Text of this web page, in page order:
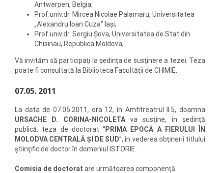
Antwerpen, Belgia;
Prof.univ.dr. Mircea Nicolae Palamaru, Universitatea
„Alexandru Ioan Cuza” Iaşi;
Prof.univ.dr. Sergiu Şova, Universitatea de Stat din
Chisinau, Republica Moldova;
Vă invităm să participaţi la şedinţa de susţinere a tezei. Teza
poate fi consultată la Biblioteca Facultăţii de CHIMIE.
07.05. 2011
La data de 07.05.2011, ora 12, în Amfitreatrul II.5, doamna
URSACHE D. CORINA-NICOLETAva susţine, în şedinţă
publică, teza de doctorat “PRIMA EPOCĂ A FIERULUI ÎN
MOLODVA CENTRALĂ ŞI DE SUD”, în vederea obţinerii titlului
ştiinţific de doctor în domeniul ISTORIE .
Comisia de doctorat are următoarea componenţă: